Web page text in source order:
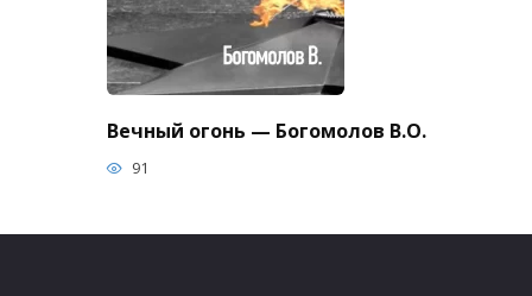
Вечный огонь — Богомолов В.О.
91